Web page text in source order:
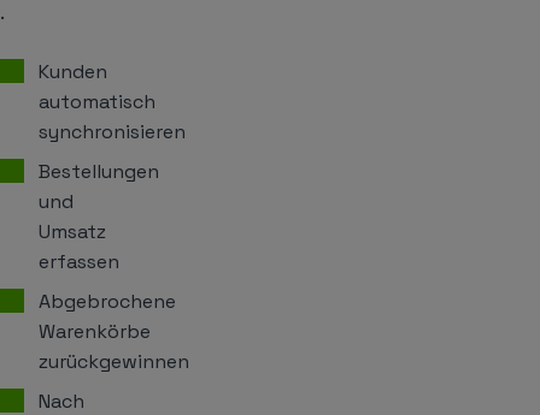
.
Kunden
automatisch
synchronisieren
Bestellungen
und
Umsatz
erfassen
Abgebrochene
Warenkörbe
zurückgewinnen
Nach